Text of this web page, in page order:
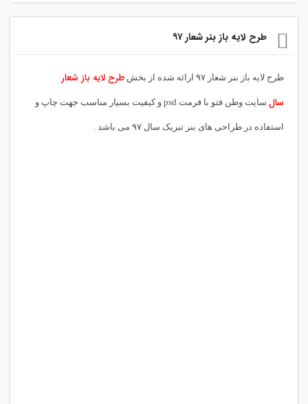
طرح لایه باز بنر شعار ۹۷
طرح لایه باز بنر شعار ۹۷ ارائه شده از بخش
طرح لایه باز شعار
سال
سایت وطن فتو با فرمت psd و کیفیت بسیار مناسب جهت چاپ و
استفاده در طراحی های بنر تبریک سال ۹۷ می باشد .